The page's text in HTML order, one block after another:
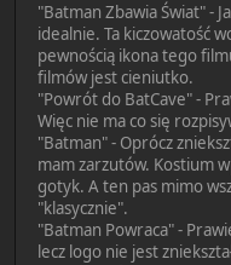
"Batman Zbawia Świat" -
idealnie. Ta kiczowatość
pewnością ikona tego
filmów jest cieniutko.
"Powrót do BatCave" -
Więc nie ma co się
"Batman" - Oprócz
mam zarzutów. Kostium
gotyk. A ten pas mimo
"klasycznie".
"Batman Powraca" -
lecz logo nie jest